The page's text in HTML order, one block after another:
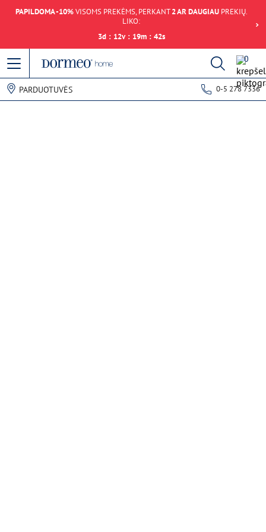
PAPILDOMA -10%VISOMS PREKĖMS, PERKANT2 AR DAUGIAUPREKIŲ.
LIKO:
3d : 12v : 19m : 42s
0
PARDUOTUVĖS 0-5 278 7336